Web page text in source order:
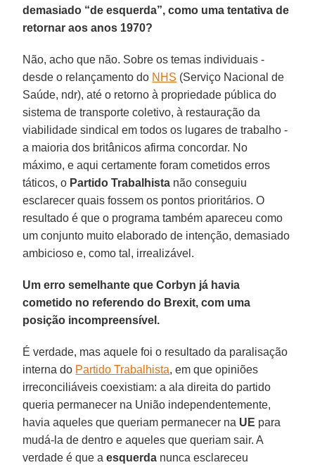
demasiado “de esquerda”, como uma tentativa de
retornar aos anos 1970?
Não, acho que não. Sobre os temas individuais -
desde o relançamento do NHS (Serviço Nacional de
Saúde, ndr), até o retorno à propriedade pública do
sistema de transporte coletivo, à restauração da
viabilidade sindical em todos os lugares de trabalho -
a maioria dos britânicos afirma concordar. No
máximo, e aqui certamente foram cometidos erros
táticos, o Partido Trabalhista não conseguiu
esclarecer quais fossem os pontos prioritários. O
resultado é que o programa também apareceu como
um conjunto muito elaborado de intenção, demasiado
ambicioso e, como tal, irrealizável.
Um erro semelhante que Corbyn já havia
cometido no referendo do Brexit, com uma
posição incompreensível.
É verdade, mas aquele foi o resultado da paralisação
interna do Partido Trabalhista, em que opiniões
irreconciliáveis coexistiam: a ala direita do partido
queria permanecer na União independentemente,
havia aqueles que queriam permanecer na UE para
mudá-la de dentro e aqueles que queriam sair. A
verdade é que aesquerda nunca esclareceu